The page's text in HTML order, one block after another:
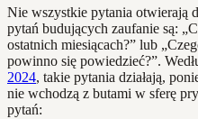
Nie wszystkie pytania otwierają
pytań budujących zaufanie są:
ostatnich miesiącach?” lub
powinno się powiedzieć?”.
2024, takie pytania działają,
nie wchodzą z butami w sferę
pytań: